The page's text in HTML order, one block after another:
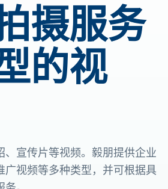
摄服务
的视
宣传片等视频。毅朋提供企业
视频等多种类型，并可根据具